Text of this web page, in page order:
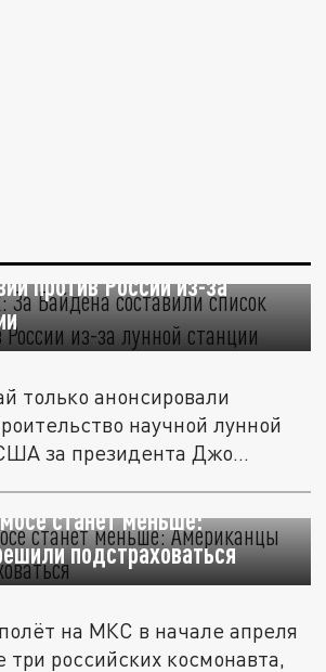
За Байдена составили
против России из-за
только анонсировали
научной лунной
за президента Джо...
станет меньше:
подстраховаться
на МКС в начале апреля
три российских космонавта,